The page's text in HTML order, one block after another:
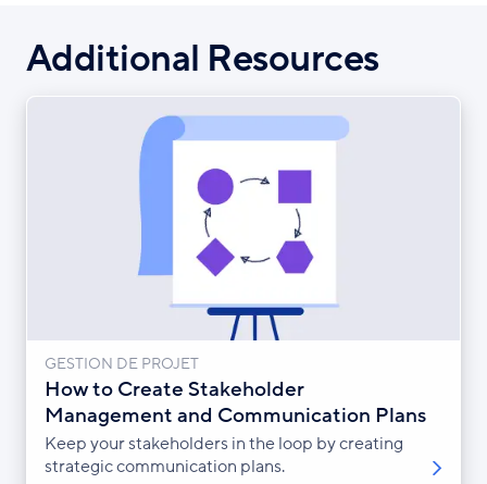
Additional Resources
GESTION DE PROJET
How to Create Stakeholder
Management and Communication Plans
Keep your stakeholders in the loop by creating
strategic communication plans.